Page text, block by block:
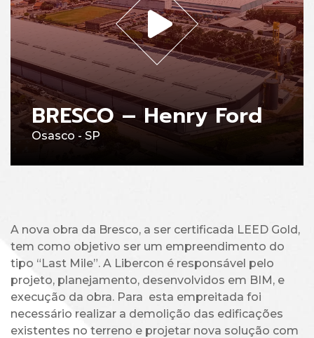
BRESCO – Henry Ford
Osasco - SP
A nova obra da Bresco, a ser certificada LEED Gold,
tem como objetivo ser um empreendimento do
tipo “Last Mile”. A Libercon é responsável pelo
projeto, planejamento, desenvolvidos em BIM, e
execução da obra. Para esta empreitada foi
necessário realizar a demolição das edificações
existentes no terreno e projetar nova solução com